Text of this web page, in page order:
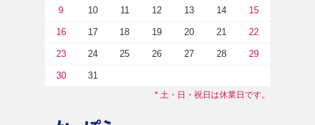
9 10 11 12 13 14 15
16 17 18 19 20 21 22
23 24 25 26 27 28 29
30 31
* 土・日・祝日は休業日です。